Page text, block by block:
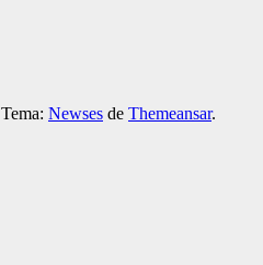
Tema: Newses de Themeansar.